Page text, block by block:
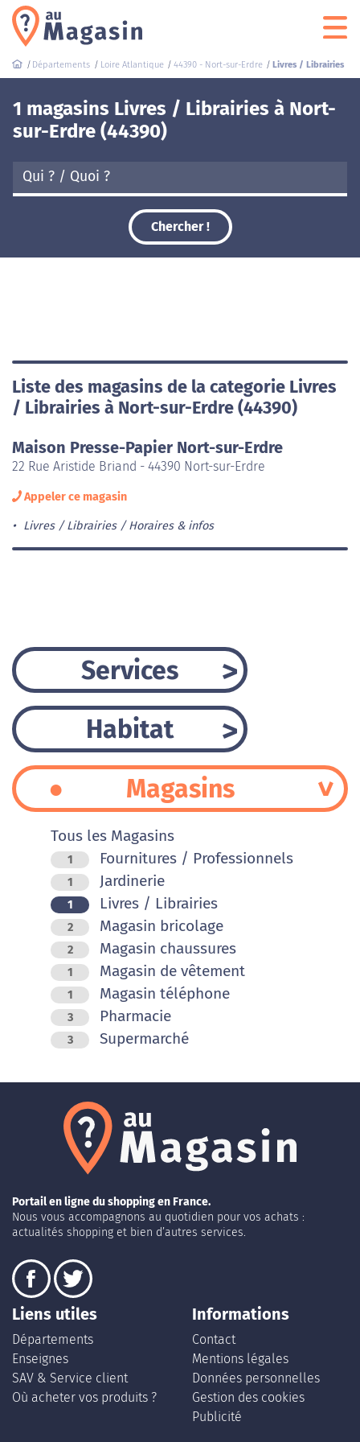
Départements Loire Atlantique 44390 - Nort-sur-Erdre Livres / Librairies
1 magasins Livres / Librairies à Nort-
sur-Erdre (44390)
Chercher !
Liste des magasins de la categorie Livres
/ Librairies à Nort-sur-Erdre (44390)
Maison Presse-Papier Nort-sur-Erdre
22 Rue Aristide Briand - 44390 Nort-sur-Erdre
Appeler ce magasin
Livres / Librairies Horaires & infos
Services
Habitat
Magasins
Tous les Magasins
1 Fournitures / Professionnels
1 Jardinerie
1 Livres / Librairies
2 Magasin bricolage
2 Magasin chaussures
1 Magasin de vêtement
1 Magasin téléphone
3 Pharmacie
3 Supermarché
Portail en ligne du shopping en France.
Nous vous accompagnons au quotidien pour vos achats :
actualités shopping et bien d’autres services.
Liens utiles
Départements
Enseignes
SAV & Service client
Où acheter vos produits ?
Informations
Contact
Mentions légales
Données personnelles
Gestion des cookies
Publicité